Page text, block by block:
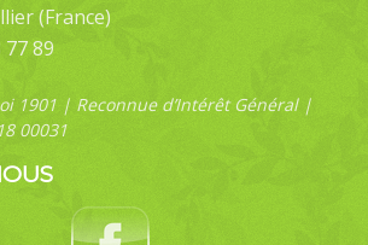
(France)
77 89
1901 | Reconnue d’Intérêt Général |
00031